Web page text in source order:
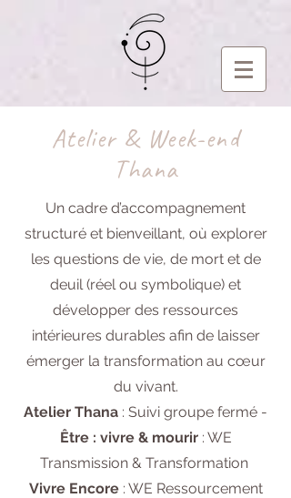
Atelier & Week-end
Thana
Un cadre d’accompagnement
structuré et bienveillant, où explorer
les questions de vie, de mort et de
deuil (réel ou symbolique) et
développer des ressources
intérieures durables afin de laisser
émerger la transformation au cœur
du vivant.
Atelier Thana : Suivi groupe fermé -
Être : vivre & mourir : WE
Transmission & Transformation ​
Vivre Encore: WE Ressourcement